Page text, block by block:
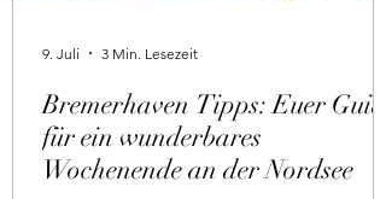
Bremerhaven Tipps: Euer Guide
für ein wunderbares
Wochenende an der Nordsee
9. Juli 3 Min. Lesezeit